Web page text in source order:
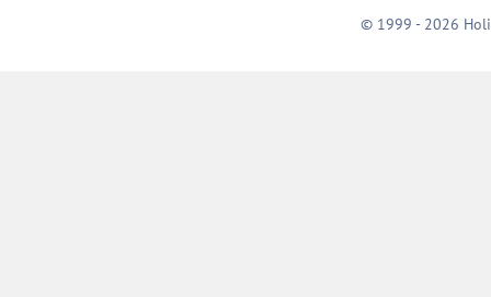
© 1999 - 2026